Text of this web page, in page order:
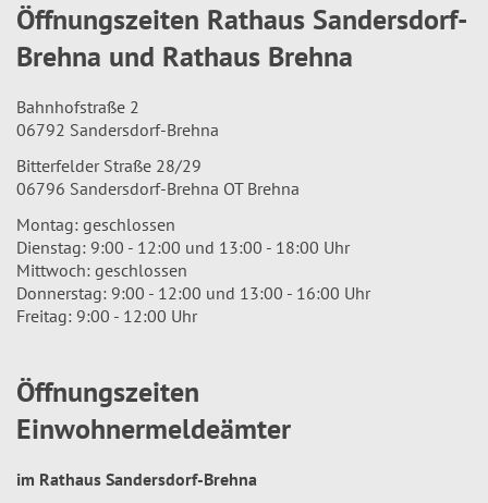
Öffnungszeiten Rathaus Sandersdorf-
Brehna und Rathaus Brehna
Bahnhofstraße 2
06792 Sandersdorf-Brehna
Bitterfelder Straße 28/29
06796 Sandersdorf-Brehna OT Brehna
Montag: geschlossen
Dienstag: 9:00 - 12:00 und 13:00 - 18:00 Uhr
Mittwoch: geschlossen
Donnerstag: 9:00 - 12:00 und 13:00 - 16:00 Uhr
Freitag: 9:00 - 12:00 Uhr
Öffnungszeiten
Einwohnermeldeämter
im Rathaus Sandersdorf-Brehna